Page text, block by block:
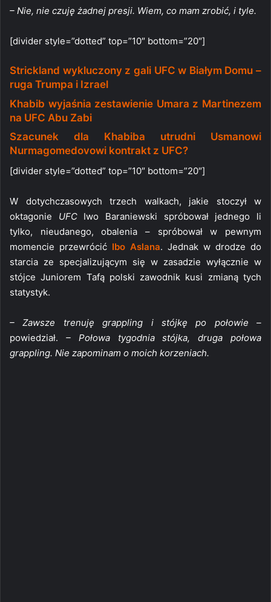
– Nie, nie czuję żadnej presji. Wiem, co mam zrobić, i tyle.
[divider style=”dotted” top=”10″ bottom=”20″]
Strickland wykluczony z gali UFC w Białym Domu –
ruga Trumpa i Izrael
Khabib wyjaśnia zestawienie Umara z Martinezem
na UFC Abu Zabi
Szacunek dla Khabiba utrudni Usmanowi
Nurmagomedovowi kontrakt z UFC?
[divider style=”dotted” top=”10″ bottom=”20″]
W dotychczasowych trzech walkach, jakie stoczył w
oktagonie UFCIwo Baraniewski spróbował jednego li
tylko, nieudanego, obalenia – spróbował w pewnym
momencie przewrócić Ibo Aslana. Jednak w drodze do
starcia ze specjalizującym się w zasadzie wyłącznie w
stójce Juniorem Tafą polski zawodnik kusi zmianą tych
statystyk.
– Zawsze trenuję grappling i stójkę po połowie –
powiedział. – Połowa tygodnia stójka, druga połowa
grappling. Nie zapominam o moich korzeniach.